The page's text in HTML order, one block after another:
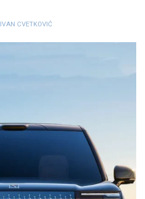
IVAN CVETKOVIĆ